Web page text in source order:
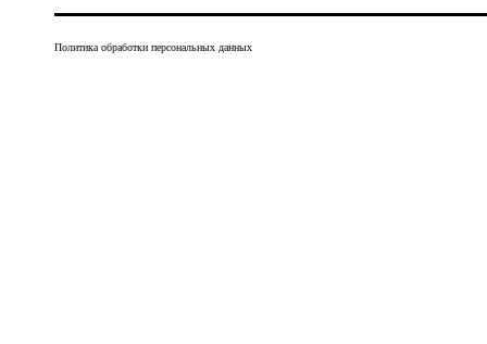
Политика обработки персональных данных